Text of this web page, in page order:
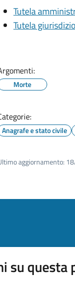
Tutela
Tutela
Morte
Anagrafe e stato civile
aggiornamento:
su questa